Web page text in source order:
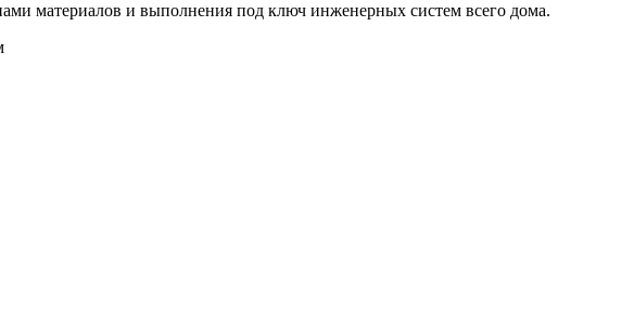
материалов и выполнения под ключ инженерных систем всего дома.